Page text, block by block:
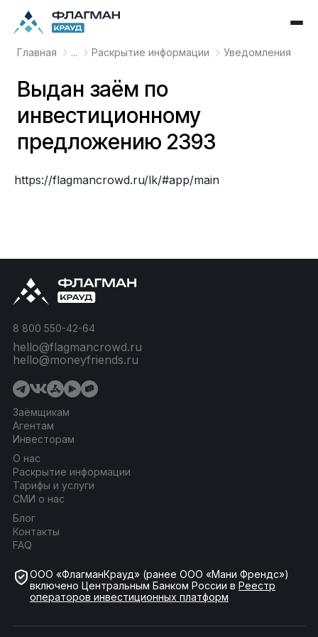
Главная ... Раскрытие информации Уведомления
Выдан заём по
инвестиционному
предложению 2393
https://flagmancrowd.ru/lk/#app/main
Заёмщикам
Агентам
Инвесторам
О нас
Раскрытие информации
Тарифы и услуги
СМИ о нас
Блог
Контакты
FAQ
8 800 550-42-64
hello@flagmancrowd.ru
hello@moneyfriends.ru
ООО «ФлагманКрауд» (ранее ООО «Мани Френдс»)
включено Центральным Банком России в Реестр
операторов инвестиционных платформ